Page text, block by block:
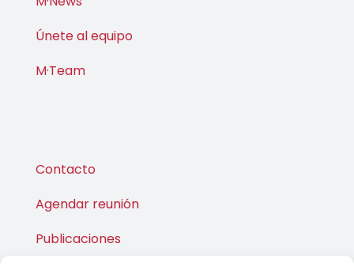
Sobre nosotros
M·News
Únete al equipo
Contacto
Agendar reunión